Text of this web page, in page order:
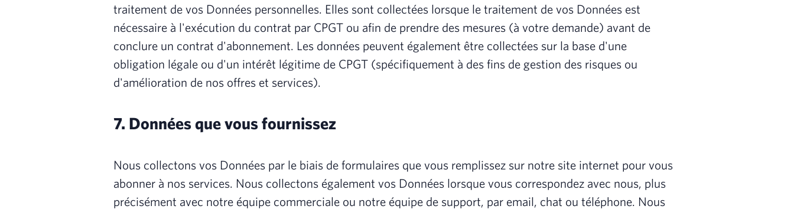
traitement de vos Données personnelles. Elles sont collectées lorsque le traitement de vos Données est
nécessaire à l'exécution du contrat par CPGT ou afin de prendre des mesures (à votre demande) avant de
conclure un contrat d'abonnement. Les données peuvent également être collectées sur la base d'une
obligation légale ou d'un intérêt légitime de CPGT (spécifiquement à des fins de gestion des risques ou
d'amélioration de nos offres et services).
7. Données que vous fournissez
Nous collectons vos Données par le biais de formulaires que vous remplissez sur notre site internet pour vous
abonner à nos services. Nous collectons également vos Données lorsque vous correspondez avec nous, plus
précisément avec notre équipe commerciale ou notre équipe de support, par email, chat ou téléphone. Nous